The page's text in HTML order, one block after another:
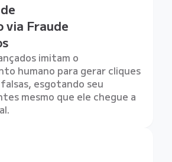
via Fraude
imitam o
humano para gerar cliques
esgotando seu
mesmo que ele chegue a